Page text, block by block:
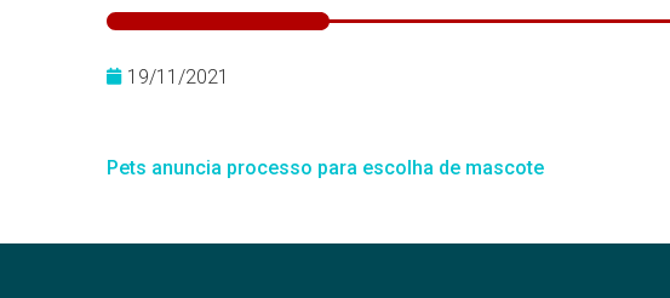
19/11/2021
Pets anuncia processo para escolha de mascote